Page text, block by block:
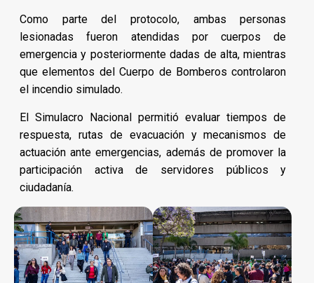
Como parte del protocolo, ambas personas
lesionadas fueron atendidas por cuerpos de
emergencia y posteriormente dadas de alta, mientras
que elementos del Cuerpo de Bomberos controlaron
el incendio simulado.
El Simulacro Nacional permitió evaluar tiempos de
respuesta, rutas de evacuación y mecanismos de
actuación ante emergencias, además de promover la
participación activa de servidores públicos y
ciudadanía.